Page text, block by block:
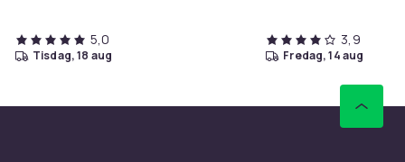
5,0
tisdag, 18 aug
3,9
fredag, 14 aug